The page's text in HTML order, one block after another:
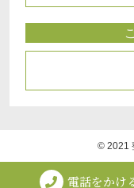
電話をかけ
© 2021